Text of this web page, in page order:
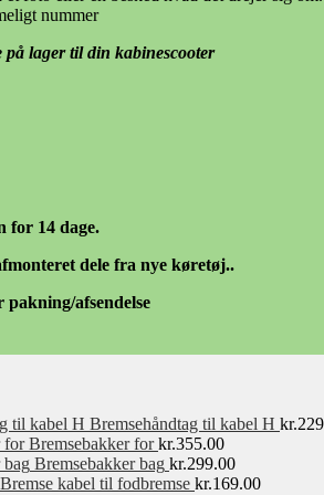
nummer
på lager til din kabinescooter
for 14 dage.
dele fra nye køretøj..
pakning/afsendelse
Bremsehåndtag til kabel H kr.
Bremsebakker for kr.355.00
Bremsebakker bag kr.299.00
Bremse kabel til fodbremse kr.169.00